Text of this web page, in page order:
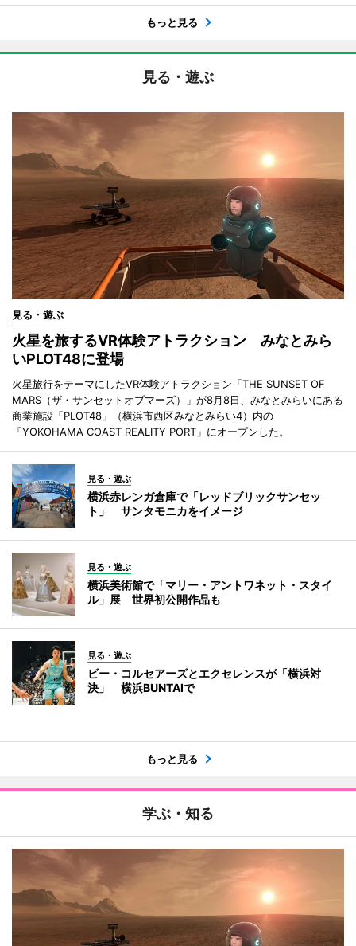
もっと見る
見る・遊ぶ
見る・遊ぶ
火星を旅するVR体験アトラクション みなとみら
いPLOT48に登場
火星旅行をテーマにしたVR体験アトラクション「THE SUNSET OF
MARS（ザ・サンセットオブマーズ）」が8月8日、みなとみらいにある
商業施設「PLOT48」（横浜市西区みなとみらい4）内の
「YOKOHAMA COAST REALITY PORT」にオープンした。
見る・遊ぶ
横浜赤レンガ倉庫で「レッドブリックサンセッ
ト」 サンタモニカをイメージ
見る・遊ぶ
横浜美術館で「マリー・アントワネット・スタイ
ル」展 世界初公開作品も
見る・遊ぶ
ビー・コルセアーズとエクセレンスが「横浜対
決」 横浜BUNTAIで
もっと見る
学ぶ・知る